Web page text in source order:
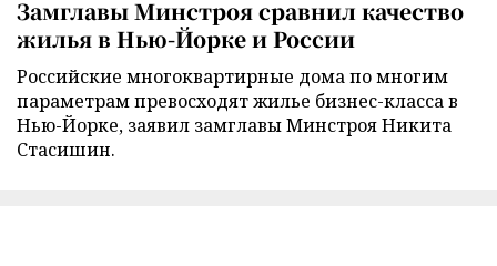
Замглавы Минстроя сравнил качество
жилья в Нью-Йорке и России
Российские многоквартирные дома по многим
параметрам превосходят жилье бизнес-класса в
Нью-Йорке, заявил замглавы Минстроя Никита
Стасишин.